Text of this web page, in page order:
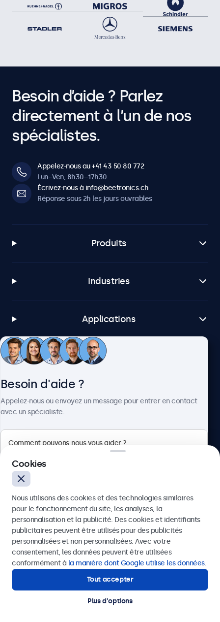
Besoin d’aide ? Parlez
directement à l’un de nos
spécialistes.
Appelez-nous au +41 43 50 80 772
Lun–Ven, 8h30–17h30
Écrivez-nous à info@beetronics.ch
Réponse sous 2h les jours ouvrables
Produits
Industries
Applications
Service client
4.8/5 noté par 5000+ entreprises
Français
© 2026 Beetronics
Besoin d'aide ?
Appelez-nous ou envoyez un message pour entrer en contact
avec un spécialiste.
Envoyer
Ou appelez-nous au+41 43 50 80 772
Contactez nos spécialistes.
Cookies
Nous utilisons des cookies et des technologies similaires
pour le fonctionnement du site, les analyses, la
personnalisation et la publicité. Des cookies et identifiants
publicitaires peuvent être utilisés pour des publicités
personnalisées et non personnalisées. Avec votre
consentement, les données peuvent être utilisées
conformément à la manière dont Google utilise les données.
Tout accepter
Plus d'options